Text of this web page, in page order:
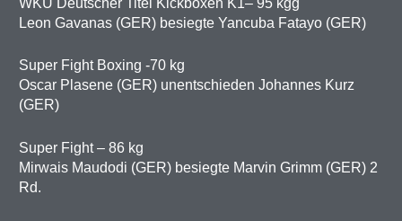
Leon Gavanas (GER) besiegte Yancuba Fatayo (GER)
Super Fight Boxing -70 kg
Oscar Plasene (GER) unentschieden Johannes Kurz
(GER)
Super Fight – 86 kg
Mirwais Maudodi (GER) besiegte Marvin Grimm (GER) 2
Rd.